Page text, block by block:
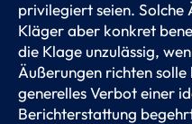
privilegiert seien. Solche
Kläger aber konkret
die Klage unzulässig,
Äußerungen richten
generelles Verbot einer
Berichterstattung